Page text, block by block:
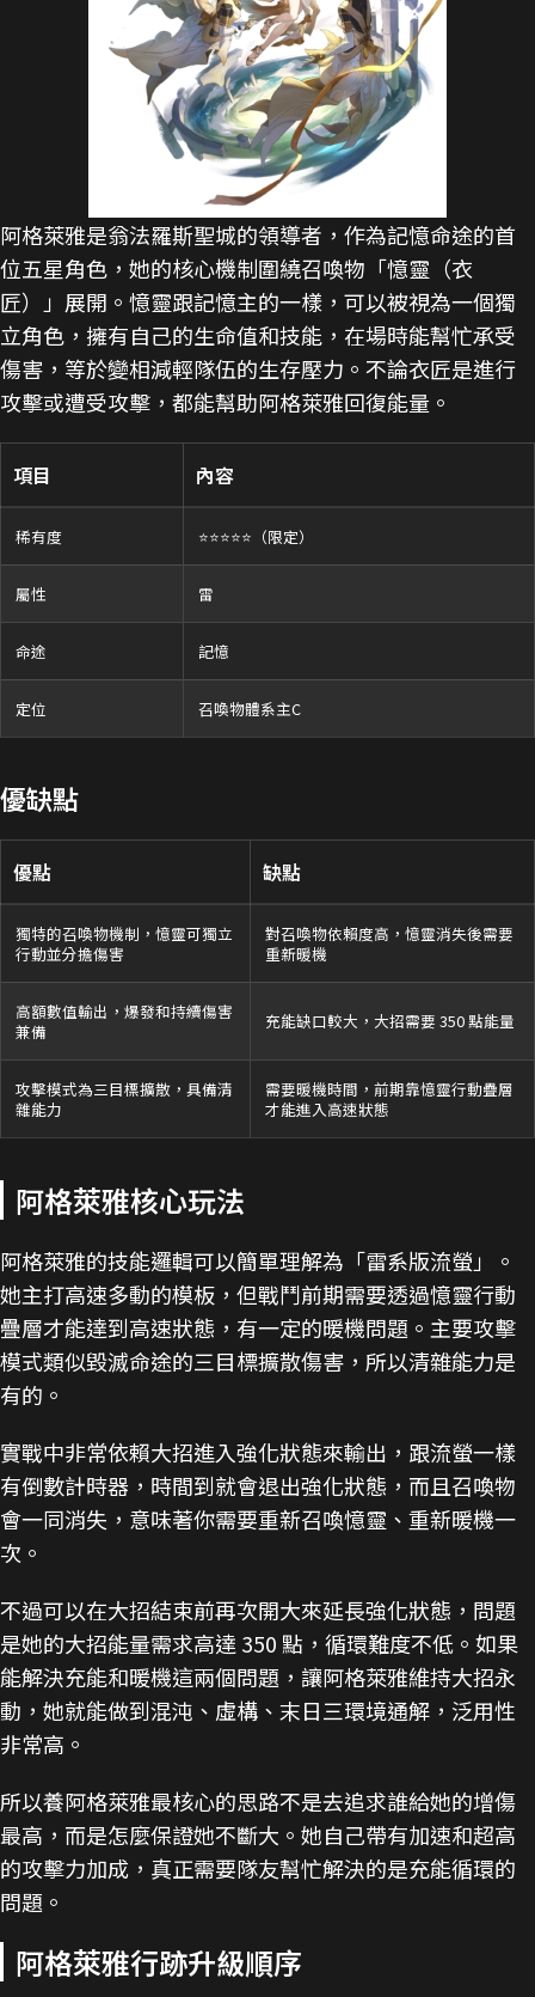
阿格萊雅是翁法羅斯聖城的領導者，作為記憶命途的首
位五星角色，她的核心機制圍繞召喚物「憶靈（衣
匠）」展開。憶靈跟記憶主的一樣，可以被視為一個獨
立角色，擁有自己的生命值和技能，在場時能幫忙承受
傷害，等於變相減輕隊伍的生存壓力。不論衣匠是進行
攻擊或遭受攻擊，都能幫助阿格萊雅回復能量。
項目 內容
稀有度 ⭐⭐⭐⭐⭐（限定）
屬性 雷
命途 記憶
定位 召喚物體系主C
優缺點
優點 缺點
獨特的召喚物機制，憶靈可獨立
行動並分擔傷害
對召喚物依賴度高，憶靈消失後需要
重新暖機
高額數值輸出，爆發和持續傷害
兼備
充能缺口較大，大招需要 350 點能量
攻擊模式為三目標擴散，具備清
雜能力
需要暖機時間，前期靠憶靈行動疊層
才能進入高速狀態
阿格萊雅核心玩法
阿格萊雅的技能邏輯可以簡單理解為「雷系版流螢」。
她主打高速多動的模板，但戰鬥前期需要透過憶靈行動
疊層才能達到高速狀態，有一定的暖機問題。主要攻擊
模式類似毀滅命途的三目標擴散傷害，所以清雜能力是
有的。
實戰中非常依賴大招進入強化狀態來輸出，跟流螢一樣
有倒數計時器，時間到就會退出強化狀態，而且召喚物
會一同消失，意味著你需要重新召喚憶靈、重新暖機一
次。
不過可以在大招結束前再次開大來延長強化狀態，問題
是她的大招能量需求高達 350 點，循環難度不低。如果
能解決充能和暖機這兩個問題，讓阿格萊雅維持大招永
動，她就能做到混沌、虛構、末日三環境通解，泛用性
非常高。
所以養阿格萊雅最核心的思路不是去追求誰給她的增傷
最高，而是怎麼保證她不斷大。她自己帶有加速和超高
的攻擊力加成，真正需要隊友幫忙解決的是充能循環的
問題。
阿格萊雅行跡升級順序